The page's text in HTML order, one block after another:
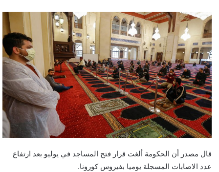
قال مصدر أن الحكومة ألغت قرار فتح المساجد في يوليو بعد ارتفاع
عدد الاصابات المسجلة يوميا بفيروس كورونا.